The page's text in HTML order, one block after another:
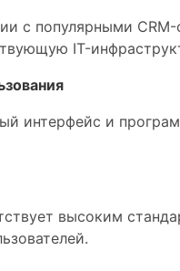
с популярными
IT-
интерфейс и
высоким